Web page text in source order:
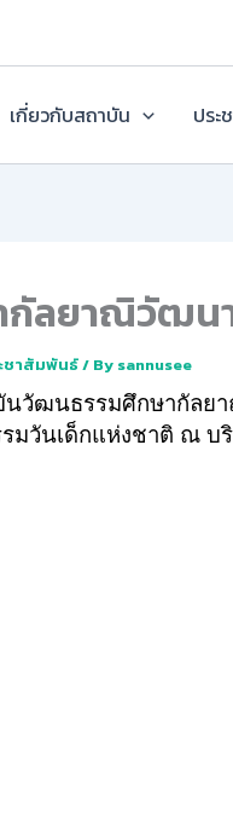
เกี่ยวกับสถาบัน ประ
ยาณิวัฒนา
ชาสัมพันธ์/ By sannusee
นวัฒนธรรมศึกษากัล
มวันเด็กแห่งชาติ ณ บ